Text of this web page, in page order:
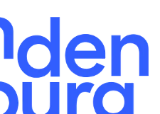
& Kongress GmbH
Prozent).
Brandenburg GmbH, Am